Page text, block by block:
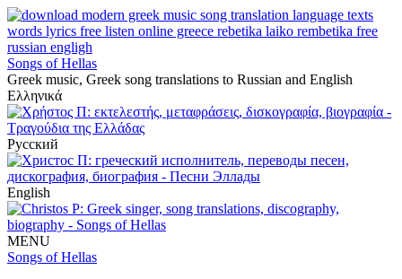
Songs of Hellas
Greek music, Greek song translations to Russian and English
Ελληνικά
Русский
English
MENU
Songs of Hellas